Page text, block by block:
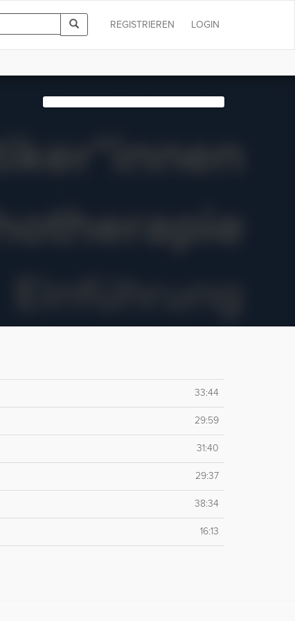
LOGIN
REGISTRIEREN
33:44
29:59
31:40
29:37
38:34
16:13